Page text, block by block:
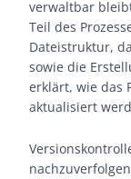
verwaltbar
Teil des
Dateistruktur,
sowie die
erklärt, wie das
aktualisiert